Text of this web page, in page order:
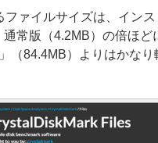
ァイルサイズは、インス
通常版（4.2MB）の倍ほど
（84.4MB）よりはかなり